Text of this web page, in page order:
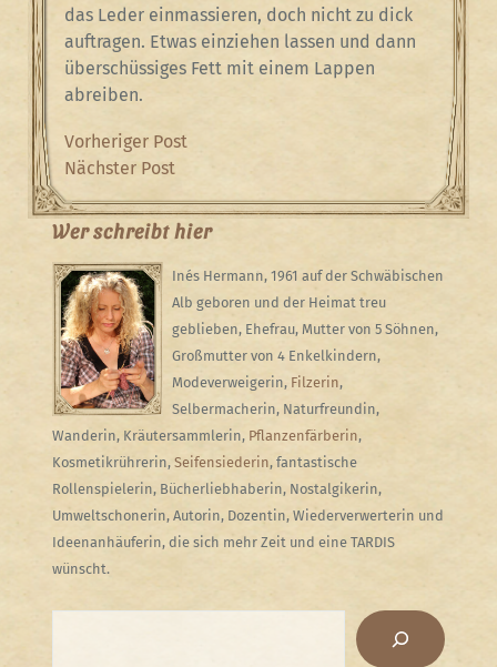
das Leder einmassieren, doch nicht zu dick
auftragen. Etwas einziehen lassen und dann
überschüssiges Fett mit einem Lappen
abreiben.
Beitragsnavigation
Previous
Post
Vorheriger Post
Next
Post
Nächster Post
Wer schreibt hier
Inés Hermann, 1961 auf der Schwäbischen
Alb geboren und der Heimat treu
geblieben, Ehefrau, Mutter von 5 Söhnen,
Großmutter von 4 Enkelkindern,
Modeverweigerin, Filzerin,
Selbermacherin, Naturfreundin,
Wanderin, Kräutersammlerin, Pflanzenfärberin,
Kosmetikrührerin, Seifensiederin, fantastische
Rollenspielerin, Bücherliebhaberin, Nostalgikerin,
Umweltschonerin, Autorin, Dozentin, Wiederverwerterin und
Ideenanhäuferin, die sich mehr Zeit und eine TARDIS
wünscht.